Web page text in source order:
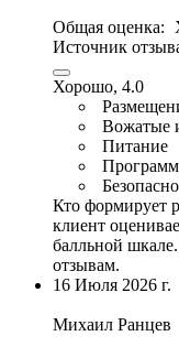
Общая оценка:
Источник
Хорошо, 4.0
Вожатые
Питание
Кто формирует
клиент
балльной
отзывам.
16 Июля 2026 г.
Михаил Ранцев